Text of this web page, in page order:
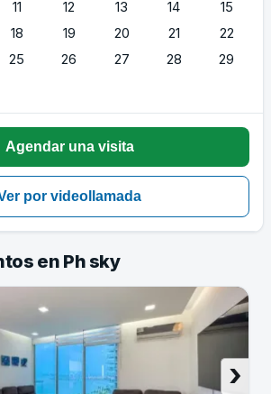
11 12 13 14
15
18 19 20 21
22
25 26 27 28
29
en Ph sky
›